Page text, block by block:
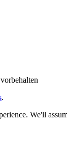
.
We'll